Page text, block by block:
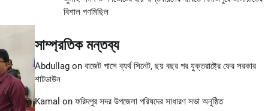
বিশাল গণমিছিল
সাম্প্রতিক মন্তব্য
Abdullagon বাজেট পাসে ব্যর্থ সিনেট, ছয় বছর পর যুক্তরাষ্ট্রে ফের সরকার
শাটডাউন
Kamal on ফরিদপুর সদর উপজেলা পরিষদের সাধারণ সভা অনুষ্ঠিত